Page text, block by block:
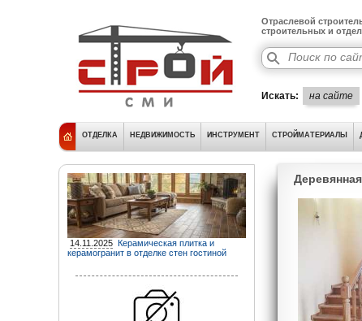
Отраслевой
строительных и
Искать: на сайте
ОТДЕЛКА НЕДВИЖИМОСТЬ ИНСТРУМЕНТ СТРОЙМАТЕРИАЛЫ
14.11.2025 Керамическая плитка и
керамогранит в отделке стен гостиной